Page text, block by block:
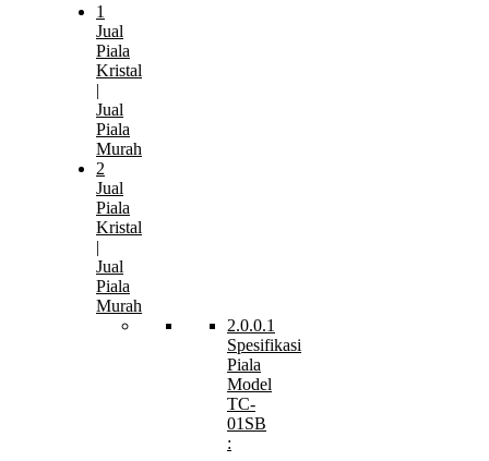
1
Jual
Piala
Kristal
|
Jual
Piala
Murah
2
Jual
Piala
Kristal
|
Jual
Piala
Murah
2.0.0.1
Spesifikasi
Piala
Model
TC-
01SB
: